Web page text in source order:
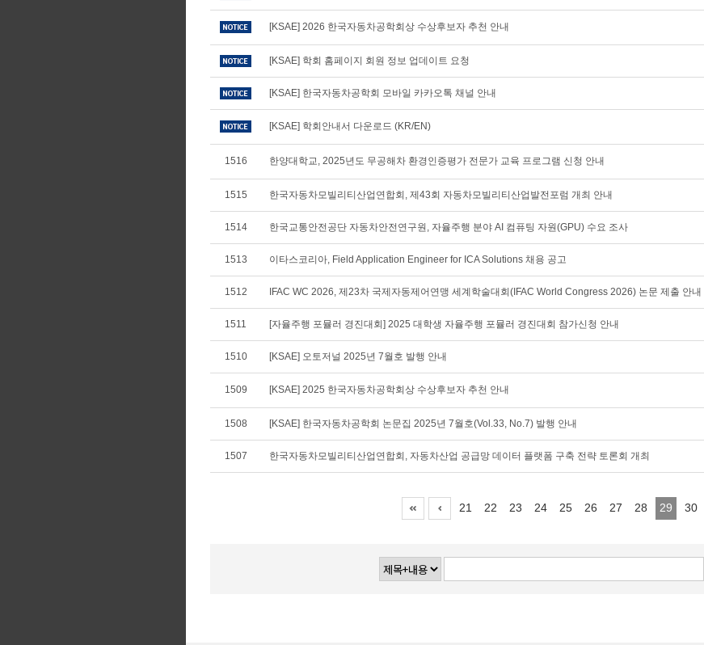
[KSAE] 2026 한국자동차공학회상 수상후보자 추천 안내
[KSAE] 학회 홈페이지 회원 정보 업데이트 요청
[KSAE] 한국자동차공학회 모바일 카카오톡 채널 안내
[KSAE] 학회안내서 다운로드 (KR/EN)
1516 한양대학교, 2025년도 무공해차 환경인증평가 전문가 교육 프로그램 신청 안내
1515 한국자동차모빌리티산업연합회, 제43회 자동차모빌리티산업발전포럼 개최 안내
1514 한국교통안전공단 자동차안전연구원, 자율주행 분야 AI 컴퓨팅 자원(GPU) 수요 조사
1513 이타스코리아, Field Application Engineer for ICA Solutions 채용 공고
1512 IFAC WC 2026, 제23차 국제자동제어연맹 세계학술대회(IFAC World Congress 2026) 논문 제출 안내
1511 [자율주행 포뮬러 경진대회] 2025 대학생 자율주행 포뮬러 경진대회 참가신청 안내
1510 [KSAE] 오토저널 2025년 7월호 발행 안내
1509 [KSAE] 2025 한국자동차공학회상 수상후보자 추천 안내
1508 [KSAE] 한국자동차공학회 논문집 2025년 7월호(Vol.33, No.7) 발행 안내
1507 한국자동차모빌리티산업연합회, 자동차산업 공급망 데이터 플랫폼 구축 전략 토론회 개최
21 22 23 24 25 26 27 28 29 30